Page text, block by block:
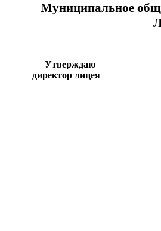
Муниципальное
директор
2010 г.